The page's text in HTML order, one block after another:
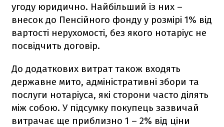
угоду юридично. Найбільший із них –
внесок до Пенсійного фонду у розмірі 1% від
вартості нерухомості, без якого нотаріус не
посвідчить договір.
До додаткових витрат також входять
державне мито, адміністративні збори та
послуги нотаріуса, які сторони часто ділять
між собою. У підсумку покупець зазвичай
витрачає ще приблизно 1 – 2% від ціни